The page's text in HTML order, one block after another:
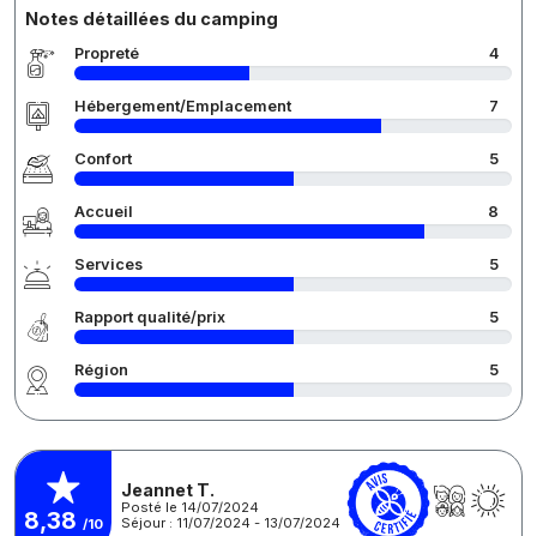
Notes détaillées du camping
Propreté 4
Hébergement/Emplacement 7
Confort 5
Accueil 8
Services 5
Rapport qualité/prix 5
Région 5
8,38 /10
Jeannet T.
Posté le 14/07/2024
Séjour : 11/07/2024 - 13/07/2024